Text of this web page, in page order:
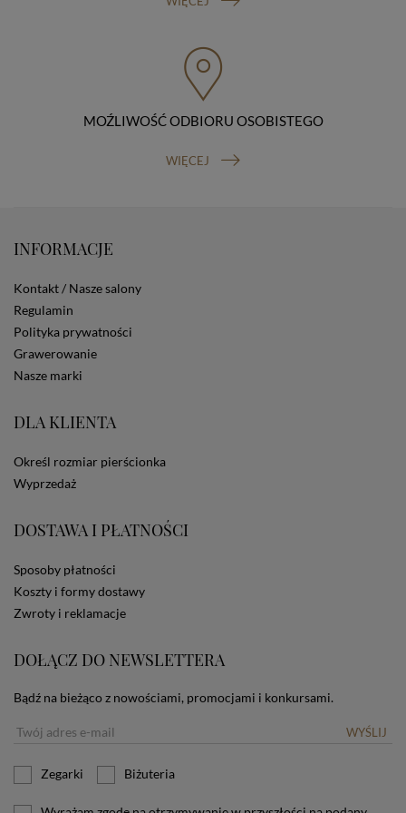
Osobowych, ul. Stawki 2, 00-193 Warszawa) oraz
prawo do cofnięcia zgody na przetwarzanie danych
osobowych (masz prawo cofnięcia zgody na
przetwarzanie danych w dowolnym momencie;
cofnięcie zgody nie ma wpływu na zgodność z prawem
zgody przed jej cofnięciem). W celu wykonania swoich
praw skieruj do nas odpowiednie żądanie.
zawartości naszej strony
Na stronie Sklepu są wykorzystywane pliki cookies.
Stosowane są one w celach zapewnienia maksymalnej
wygody wszystkich użytkowników (w tym Kupujących)
przy korzystaniu ze Sklepu (zapamiętywanie
preferencji i ustawień na stronie, zbieranie
anonimowych danych dla celów reklamowych i
ze Sklepu bez zmiany ustawień w przeglądarce
zamieszczane w urządzeniu końcowym każdego
użytkownika. Jeżeli użytkownik nie wyraża zgody na
stosowanie plików cookies powinien zmienić
informacji o plikach cookies.
MOŹLIWOŚĆ ODBIORU OSOBISTEGO
WIĘCEJ
INFORMACJE
Kontakt / Nasze salony
Regulamin
Polityka prywatności
Grawerowanie
Nasze marki
DLA KLIENTA
Określ rozmiar pierścionka
Wyprzedaż
DOSTAWA I PŁATNOŚCI
Sposoby płatności
Koszty i formy dostawy
Zwroty i reklamacje
DOŁĄCZ DO NEWSLETTERA
Bądź na bieżąco z nowościami, promocjami i konkursami.
WYŚLIJ
Zegarki Biżuteria